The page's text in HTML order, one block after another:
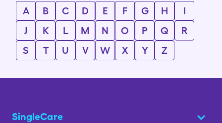
A B C D E F G H
I
J
K L M N O P Q
R
S
T U V W X Y Z
SingleCare